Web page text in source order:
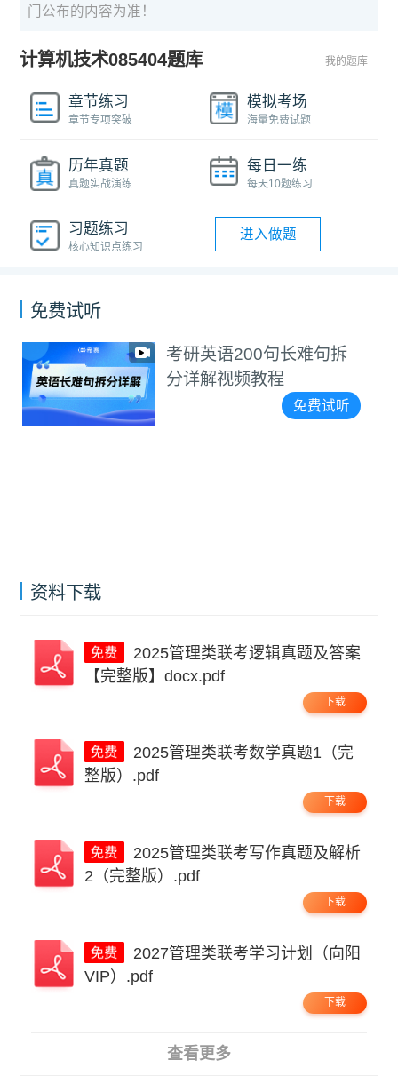
门公布的内容为准！
计算机技术085404题库 我的题库
章节练习
章节专项突破
模拟考场
海量免费试题
历年真题
真题实战演练
每日一练
每天10题练习
习题练习
核心知识点练习
进入做题
免费试听
考研英语200句长难句拆
分详解视频教程
免费试听
资料下载
【完整版】docx.pdf
下载
整版）.pdf
下载
2（完整版）.pdf
下载
VIP）.pdf
下载
查看更多